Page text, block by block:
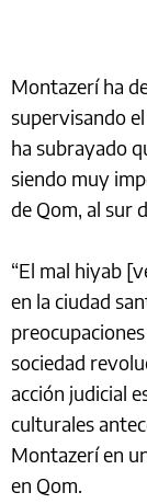
Montazerí ha
supervisando
ha subrayado
siendo muy
de Qom, al sur
“El mal hiyab
en la ciudad
sociedad
acción judicial
culturales
Montazerí en
en Qom.